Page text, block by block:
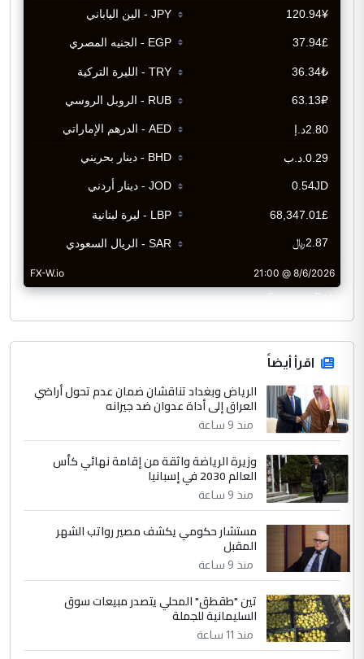
CurrencyRate
اقرأ أيضاً
الرياض وبغداد تناقشان ضمان عدم تحول أراضي
العراق إلى أداة عدوان ضد جيرانه
منذ 9 ساعة
وزيرة الرياضة واثقة من إقامة نهائي كأس
العالم 2030 في إسبانيا
منذ 9 ساعة
مستشار حكومي يكشف مصير رواتب الشهر
المقبل
منذ 9 ساعة
تين "طقطق" المحلي يتصدر مبيعات سوق
السليمانية للجملة
منذ 11 ساعة